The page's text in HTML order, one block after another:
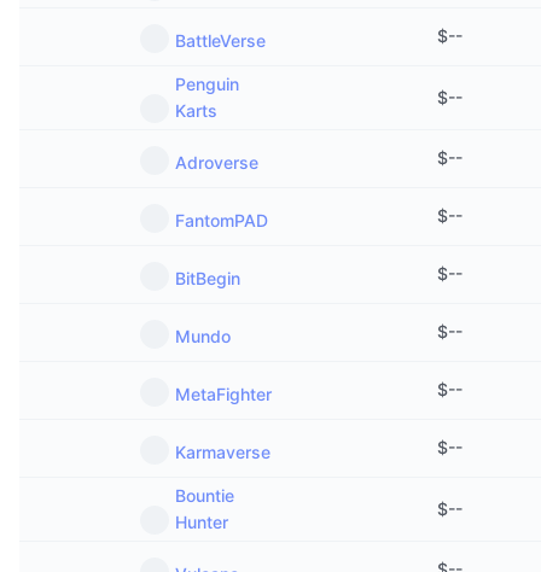
BattleVerse $--
Penguin
Karts
$--
Adroverse $--
FantomPAD $--
BitBegin $--
Mundo $--
MetaFighter $--
Karmaverse $--
Bountie
Hunter
$--